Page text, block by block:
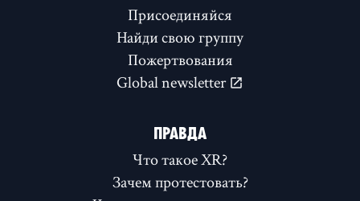
Присоединяйся
Найди свою группу
Пожертвования
Global newsletter
ПРАВДА
Что такое XR?
Зачем протестовать?